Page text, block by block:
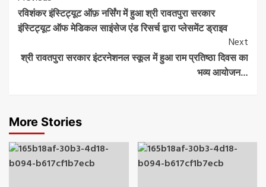
Navigation
रविशंकर इंस्टिट्यूट ऑफ़ नर्सिंग में हुआ श्री रावतपुरा सरकार
इंस्टिट्यूट ऑफ मेडिकल साइंसेज एंड रिसर्च द्वारा प्लेसमेंट ड्राइव
Next
श्री रावतपुरा सरकार इंटरनेशनल स्कूल में हुआ राम प्रतिष्ठा दिवस का
भव्य आयोजन…
More Stories